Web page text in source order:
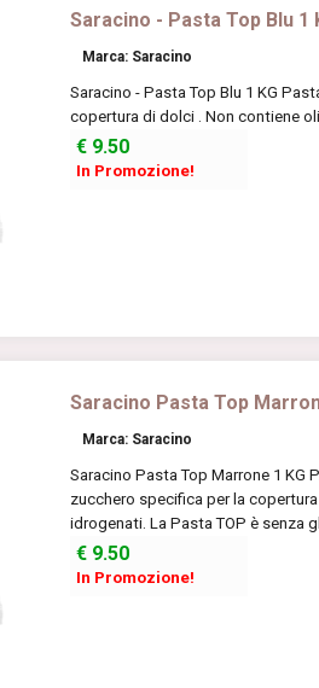
Saracino - Pasta Top Blu 1
Marca: Saracino
Saracino - Pasta Top Blu 1 KG
copertura di dolci . Non contiene
€ 9.50
In Promozione!
Saracino Pasta Top
Marca: Saracino
Saracino Pasta Top Marrone 1 KG
zucchero specifica per la
idrogenati. La Pasta TOP è senza
€ 9.50
In Promozione!